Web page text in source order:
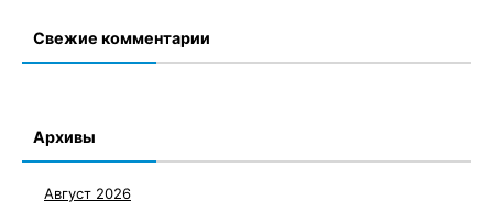
Свежие комментарии
Архивы
Август 2026